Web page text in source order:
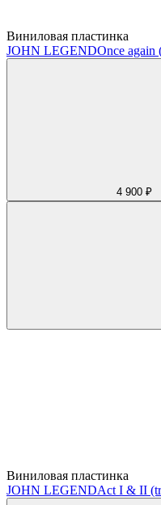
Виниловая пластинка
JOHN LEGENDOnce again
4 900 ₽
Виниловая пластинка
JOHN LEGENDAct I & II